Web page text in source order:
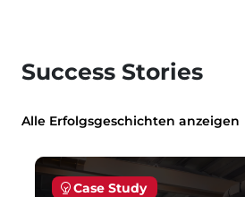
Success Stories
Alle Erfolgsgeschichten anzeigen
Case Study